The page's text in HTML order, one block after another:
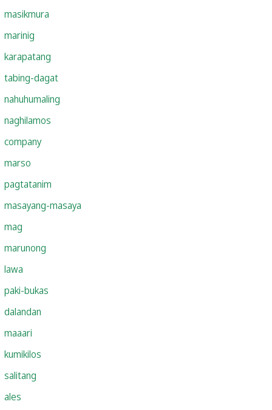
masikmura
marinig
karapatang
tabing-dagat
nahuhumaling
naghilamos
company
marso
pagtatanim
masayang-masaya
mag
marunong
lawa
paki-bukas
dalandan
maaari
kumikilos
salitang
ales